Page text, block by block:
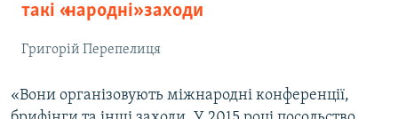
такі «народні» заходи
Григорій Перепелиця
«Вони організовують міжнародні конференції,